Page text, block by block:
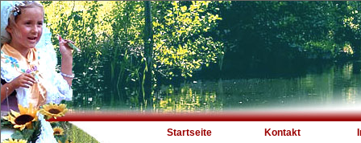
Startseite Kontakt